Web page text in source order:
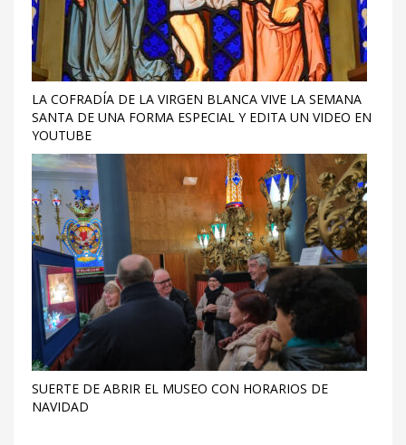
LA COFRADÍA DE LA VIRGEN BLANCA VIVE LA SEMANA
SANTA DE UNA FORMA ESPECIAL Y EDITA UN VIDEO EN
YOUTUBE
SUERTE DE ABRIR EL MUSEO CON HORARIOS DE
NAVIDAD